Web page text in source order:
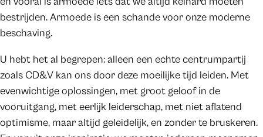
bestrijden. Armoede is een schande voor onze moderne
beschaving.
U hebt het al begrepen: alleen een echte centrumpartij
zoals CD&V kan ons door deze moeilijke tijd leiden. Met
evenwichtige oplossingen, met groot geloof in de
vooruitgang, met eerlijk leiderschap, met niet aflatend
optimisme, maar altijd geleidelijk, en zonder te bruskeren.